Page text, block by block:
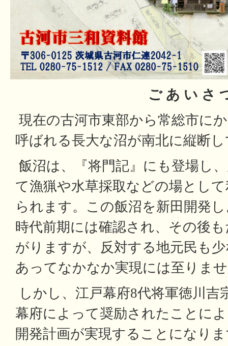
ご あ い さ
現在の古河市東部から常総市に
呼ばれる長大な沼が南北に縦断
飯沼は、『将門記』にも登場し
て漁猟や水草採取などの場とし
られます。この飯沼を新田開発
時代前期には確認され、その後
がりますが、反対する地元民も
あってなかなか実現には至りま
しかし、江戸幕府8代将軍徳川吉
幕府によって奨励されたことに
開発計画が実現することになり